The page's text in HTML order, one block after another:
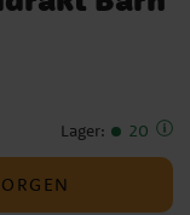
Lager: 20